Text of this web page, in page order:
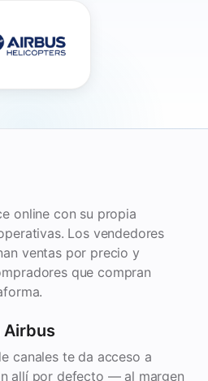
online con su propia
Los vendedores
ventas por precio y
que compran
Airbus
canales te da acceso a
allí por defecto — al margen